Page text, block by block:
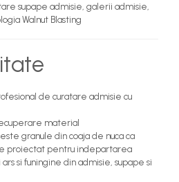
supape admisie, galerii admisie,
Walnut Blasting
de curatare admisie cu
material
granule din coaja de nuca ca
proiectat pentru indepartarea
si funingine din admisie, supape si